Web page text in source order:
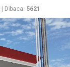
| Dibaca: 5621